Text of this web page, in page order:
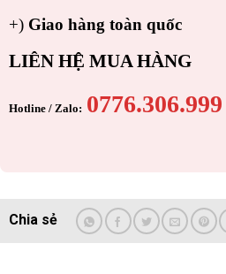
+) Giao hàng toàn quốc
LIÊN HỆ MUA HÀNG
Hotline / Zalo: 0776.306.999